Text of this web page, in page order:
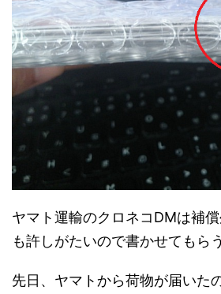
ヤマト運輸のクロネコDMは補
も許しがたいので書かせてもらう
先日、ヤマトから荷物が届いた